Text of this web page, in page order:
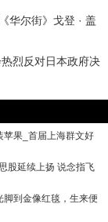
华尔街》戈登 · 盖
烈反对日本政府决
果_首届上海群文好
股延续上扬 说念指飞
到金像红毯，生来便